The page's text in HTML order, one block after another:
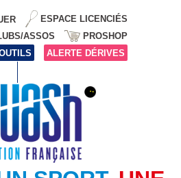
ESPACE LICENCIÉS
ASSOS
PROSHOP
ALERTE DÉRIVES